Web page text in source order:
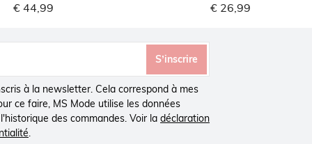
€ 44,99
€ 26,99
S’inscrire
à la newsletter. Cela correspond à mes
ce faire, MS Mode utilise les données
des commandes. Voir la déclaration
.